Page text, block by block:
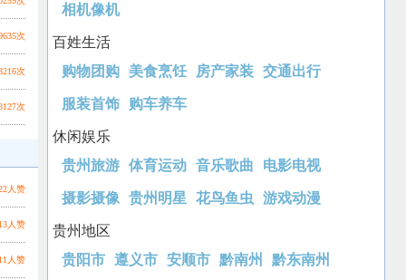
次
次
次
人赞
13人赞
11人赞
相机像机
百姓生活
购物团购
美食烹饪 房产家装 交通出行
服装首饰 购车养车
休闲娱乐
贵州旅游 体育运动 音乐歌曲 电影电视
摄影摄像 贵州明星 花鸟鱼虫 游戏动漫
贵州地区
贵阳市 遵义市 安顺市 黔南州 黔东南州